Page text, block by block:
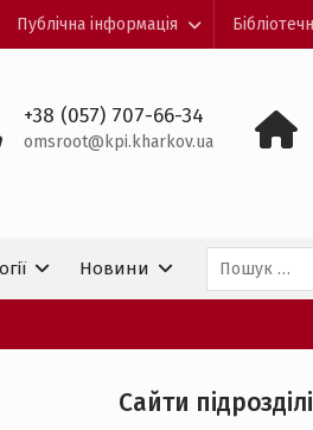
Публічна інформація
+38 (057) 707-66-34
omsroot@kpi.kharkov.ua
Новини
Пошук:
Cайти